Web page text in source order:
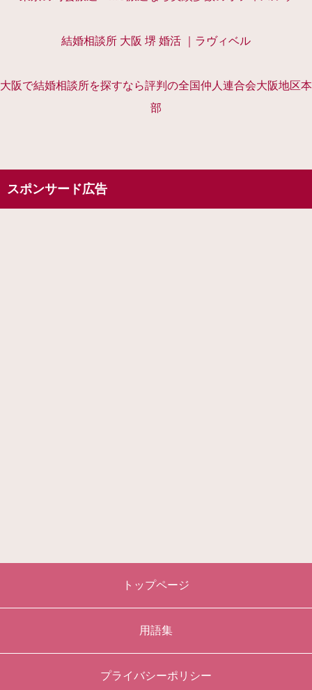
結婚相談所 大阪 堺 婚活 ｜ラヴィベル
大阪で結婚相談所を探すなら評判の全国仲人連合会大阪地区本
部
スポンサード広告
トップページ
用語集
プライバシーポリシー